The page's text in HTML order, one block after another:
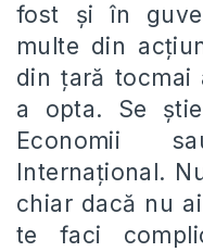
fost și în
multe din
din țară tocmai
a opta. Se
Economii
Internațional.
chiar dacă nu
te faci